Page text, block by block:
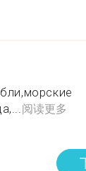
阅读更多